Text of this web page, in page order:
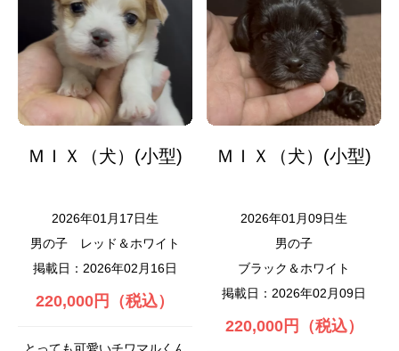
ＭＩＸ（犬）(小型)
2026年01月17日生
男の子
レッド＆ホワイト
掲載日：2026年02月16日
220,000円（税込）
とっても可愛いチワマルくん
ＭＩＸ（犬）(小型)
2026年01月09日生
男の子
ブラック＆ホワイト
掲載日：2026年02月09日
220,000円（税込）